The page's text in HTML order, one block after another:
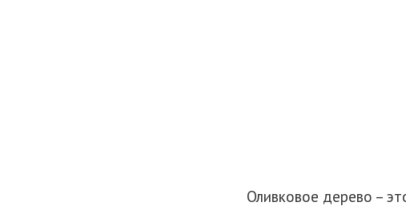
Оливковое дерево –